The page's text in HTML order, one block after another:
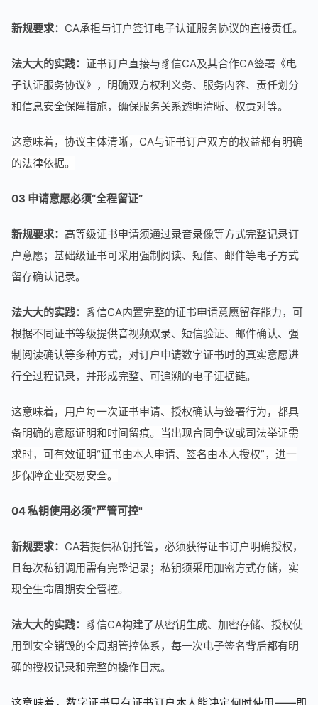
新规要求： CA承担与订户签订电子认证服务协议的直接责任。
法大大的实践： 证书订户直接与豸信CA及其合作CA签署《电
子认证服务协议》，明确双方权利义务、服务内容、责任划分
和信息安全保障措施，确保服务关系透明清晰、权责对等。
这意味着，协议主体清晰，CA与证书订户双方的权益都有明确
的法律依据。
03 申请意愿必须“全程留证”
新规要求： 高等级证书申请须通过录音录像等方式完整记录订
户意愿；基础级证书可采用强制阅读、短信、邮件等电子方式
留存确认记录。
法大大的实践： 豸信CA内置完整的证书申请意愿留存能力，可
根据不同证书等级提供音视频双录、短信验证、邮件确认、强
制阅读确认等多种方式，对订户申请数字证书时的真实意愿进
行全过程记录，并形成完整、可追溯的电子证据链。
这意味着，用户每一次证书申请、授权确认与签署行为，都具
备明确的意愿证明和时间留痕。当出现合同争议或司法举证需
求时，可有效证明“证书由本人申请、签名由本人授权”，进一
步保障企业交易安全。
04 私钥使用必须“严管可控"
新规要求： CA若提供私钥托管，必须获得证书订户明确授权，
且每次私钥调用需有完整记录；私钥须采用加密方式存储，实
现全生命周期安全管控。
法大大的实践： 豸信CA构建了从密钥生成、加密存储、授权使
用到安全销毁的全周期管控体系，每一次电子签名背后都有明
确的授权记录和完整的操作日志。